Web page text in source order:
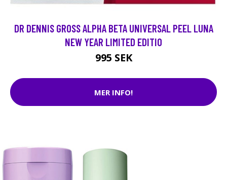
DR DENNIS GROSS ALPHA BETA UNIVERSAL PEEL LUNA
NEW YEAR LIMITED EDITIO
995 SEK
MER INFO!